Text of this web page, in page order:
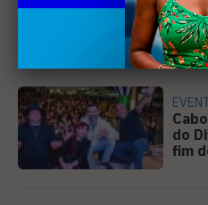
Leia Também
do
fim